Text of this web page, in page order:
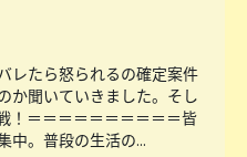
レたら怒られるの確定案件
か聞いていきました。そし
！＝＝＝＝＝＝＝＝＝＝皆
中。普段の生活の...